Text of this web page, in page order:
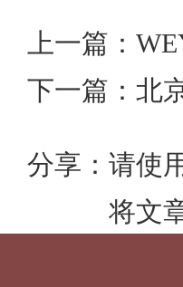
上一篇：
分享： 请使
将文